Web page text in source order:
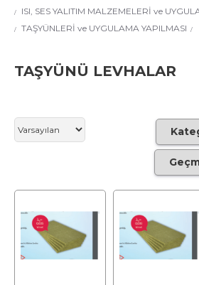
ISI, SES YALITIM MALZEMELERİ ve
TAŞYÜNLERİ ve UYGULAMA YAPILMASI
TAŞYÜNÜ LEVHALAR